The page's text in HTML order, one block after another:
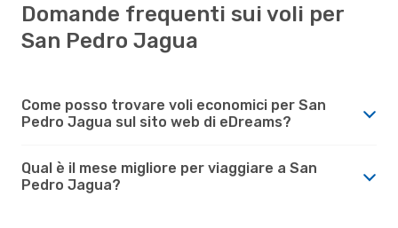
Domande frequenti sui voli per
San Pedro Jagua
Come posso trovare voli economici per San
Pedro Jagua sul sito web di eDreams?
Qual è il mese migliore per viaggiare a San
Pedro Jagua?